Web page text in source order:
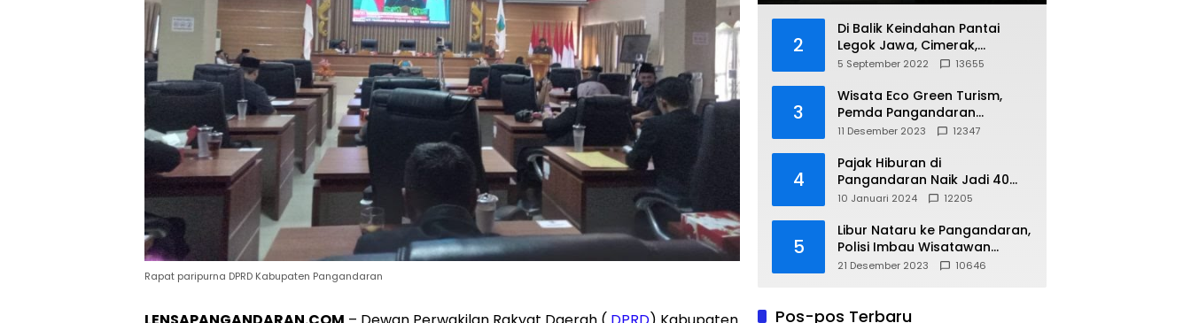
Rapat paripurna DPRD Kabupaten Pangandaran
2
Di Balik Keindahan Pantai
Legok Jawa, Cimerak,
Pangandaran
5 September 2022 13655
3
Wisata Eco Green Turism,
Pemda Pangandaran
Gandeng PLN
11 Desember 2023 12347
4
Pajak Hiburan di
Pangandaran Naik Jadi 40
Persen
10 Januari 2024 12205
5
Libur Nataru ke Pangandaran,
Polisi Imbau Wisatawan
Gunakan Jalur Arteri
21 Desember 2023 10646
Pos-pos Terbaru